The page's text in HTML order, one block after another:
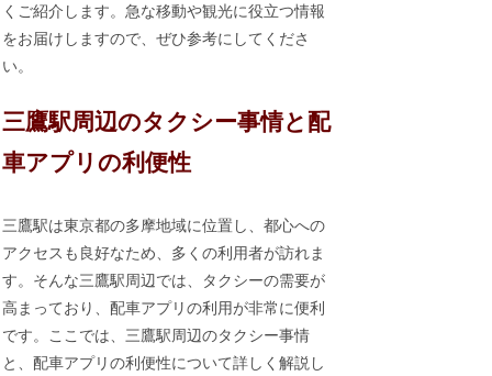
くご紹介します。急な移動や観光に役立つ情報
をお届けしますので、ぜひ参考にしてくださ
い。
三鷹駅周辺のタクシー事情と配
車アプリの利便性
三鷹駅は東京都の多摩地域に位置し、都心への
アクセスも良好なため、多くの利用者が訪れま
す。そんな三鷹駅周辺では、タクシーの需要が
高まっており、配車アプリの利用が非常に便利
です。ここでは、三鷹駅周辺のタクシー事情
と、配車アプリの利便性について詳しく解説し